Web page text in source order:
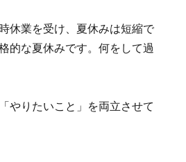
休業を受け、夏休みは短縮で
的な夏休みです。何をして過
やりたいこと」を両立させて